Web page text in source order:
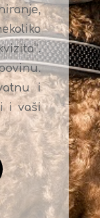
i
i vaši